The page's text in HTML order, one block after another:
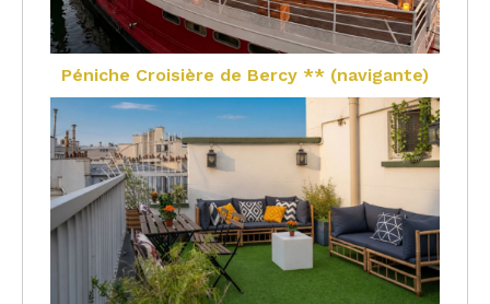
Péniche Croisière de Bercy ** (navigante)